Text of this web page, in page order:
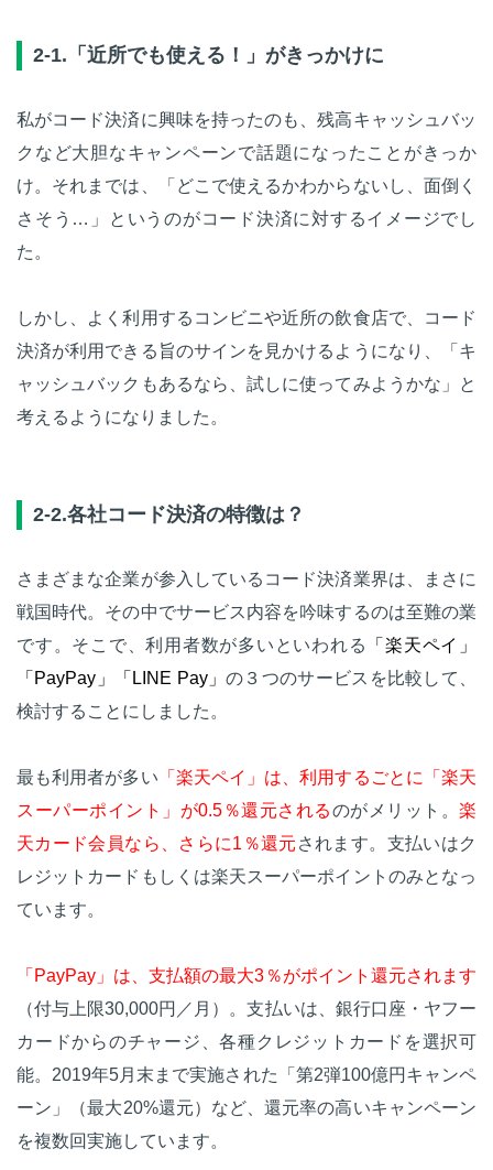
2-1.「近所でも使える！」がきっかけに
私がコード決済に興味を持ったのも、残高キャッシュバッ
クなど大胆なキャンペーンで話題になったことがきっか
け。それまでは、「どこで使えるかわからないし、面倒く
さそう…」というのがコード決済に対するイメージでし
た。
しかし、よく利用するコンビニや近所の飲食店で、コード
決済が利用できる旨のサインを見かけるようになり、「キ
ャッシュバックもあるなら、試しに使ってみようかな」と
考えるようになりました。
2-2.各社コード決済の特徴は？
さまざまな企業が参入しているコード決済業界は、まさに
戦国時代。その中でサービス内容を吟味するのは至難の業
です。そこで、利用者数が多いといわれる
「楽天ペイ」
「PayPay」「LINE Pay」の３つのサービスを比較して、
検討することにしました。
最も利用者が多い 「楽天ペイ」は、利用するごとに「楽天
スーパーポイント」が0.5％還元されるのがメリット。 楽
天カード会員なら、さらに1％還元 されます。支払いはク
レジットカードもしくは楽天スーパーポイントのみとなっ
ています。
「PayPay」は、支払額の最大3％がポイント還元されます
（付与上限30,000円／月）。支払いは、銀行口座・ヤフー
カードからのチャージ、各種クレジットカードを選択可
能。2019年5月末まで実施された「第2弾100億円キャンペ
ーン」（最大20%還元）など、還元率の高いキャンペーン
を複数回実施しています。